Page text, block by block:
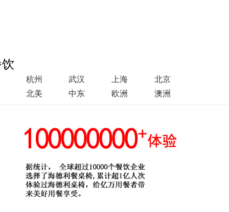
杭州 武汉 上海
北京
北美
中东 欧洲 澳洲